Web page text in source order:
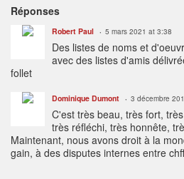
:Réponses
Robert Paul 5 mars 2021 at 3:38
Des listes de noms et
avec des listes d'amis
follet
Dominique Dumont 3 décembre
C'est très beau, très fort,
très réfléchi, très honnête,
Maintenant, nous avons droit à la
gain, à des disputes internes entre